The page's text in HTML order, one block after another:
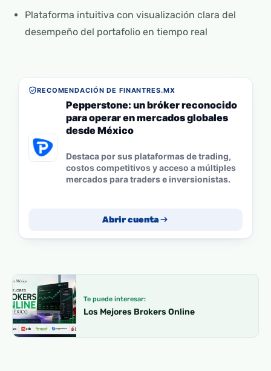
Plataforma intuitiva con visualización clara del
desempeño del portafolio en tiempo real
RECOMENDACIÓN DE FINANTRES.MX
Pepperstone: un bróker reconocido
para operar en mercados globales
desde México
Destaca por sus plataformas de trading,
costos competitivos y acceso a múltiples
mercados para traders e inversionistas.
Abrir cuenta
Te puede interesar:
Los Mejores Brokers Online